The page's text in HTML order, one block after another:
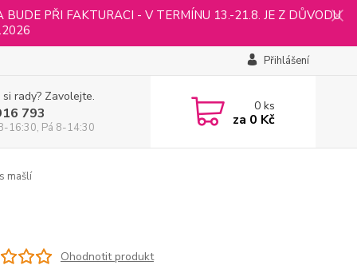
PŘI FAKTURACI - V TERMÍNU 13.-21.8. JE Z DŮVODU
Přihlášení
rady? Zavolejte.
793
16:30, Pá 8-14:30
0ks
za 0 Kč
mašlí
Ohodnotit produkt